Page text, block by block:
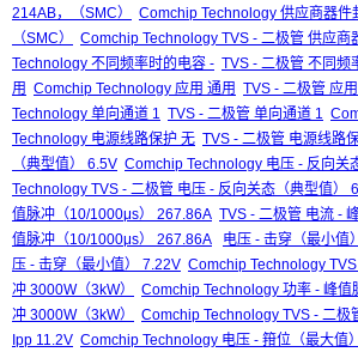
214AB，（SMC）
Comchip Technology 供应商器件
（SMC）
Comchip Technology TVS - 二极管 供应
Technology 不同频率时的电容 - TVS - 二极管 不同频
用 Comchip Technology 应用 通用 TVS - 二极管 应
Technology 单向通道 1 TVS - 二极管 单向通道 1
Technology 电源线路保护 无 TVS - 二极管 电源线路
（典型值） 6.5V Comchip Technology 电压 - 反向关
Technology TVS - 二极管 电压 - 反向关态（典型值）
值脉冲（10/1000μs） 267.86A TVS - 二极管 电流 -
值脉冲（10/1000μs） 267.86A
电压 - 击穿（最小值
压 - 击穿（最小值） 7.22V Comchip Technology
冲 3000W（3kW）
Comchip Technology 功率 - 峰值
冲 3000W（3kW）
Comchip Technology TVS - 二极
Ipp 11.2V Comchip Technology 电压 - 箝位（最大值